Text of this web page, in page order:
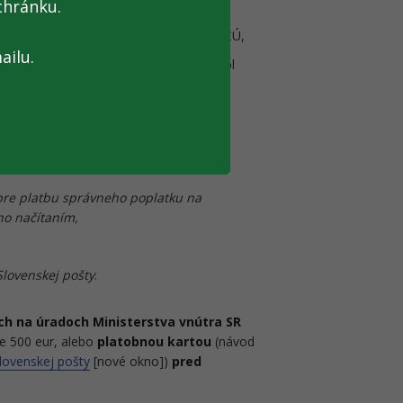
uhradí Platobný predpis na
ktorý obdrží osobne na FR SR, DÚ a CÚ,
poštou, správny poplatok nebol
spolu s výzvou.
inštrukcie potrebné k úhrade
platbu správneho poplatku na
načítaním,
pošty.
na úradoch Ministerstva vnútra SR
500 eur, alebo platobnou kartou (návod
pošty [nové okno]) pred